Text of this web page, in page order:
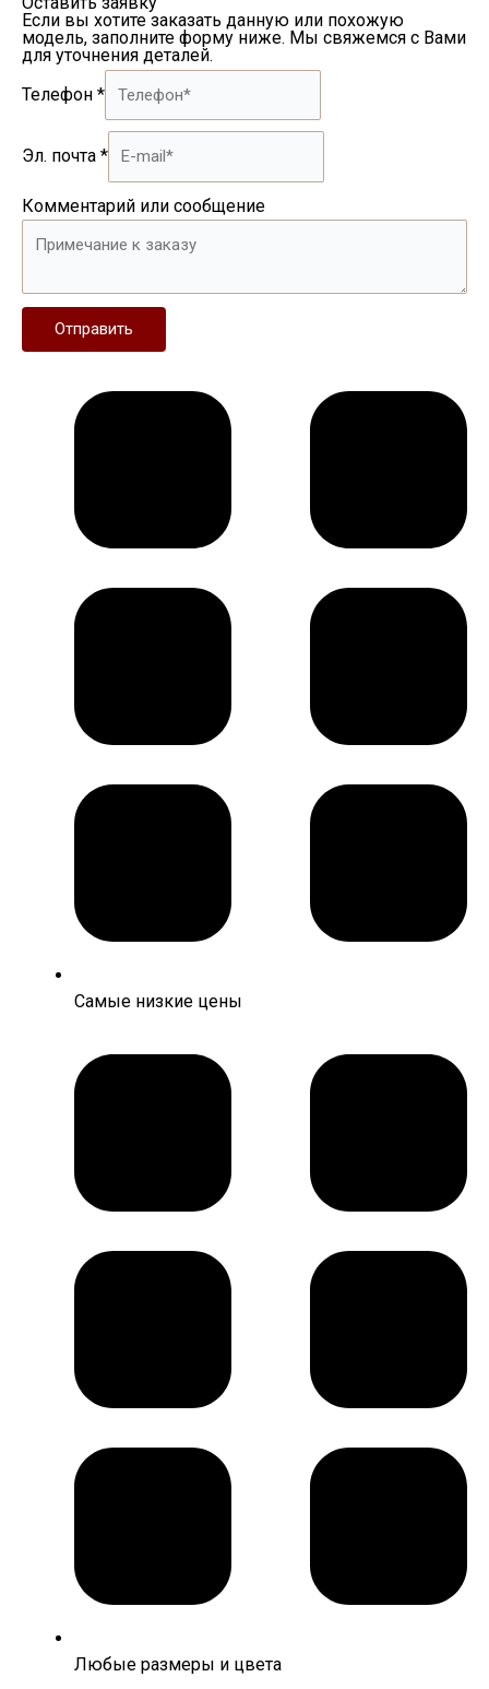
Если вы хотите заказать данную или похожую
модель, заполните форму ниже. Мы свяжемся с Вами
для уточнения деталей.
Телефон *
Эл. почта *
Комментарий или сообщение
Отправить
Самые низкие цены
Любые размеры и цвета